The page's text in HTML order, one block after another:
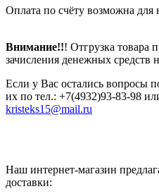
Оплата по счёту возможна
Внимание!!! Отгрузка товара
зачисления денежных средств
Если у Вас остались вопросы
их по тел.: +7(4932)93-83-98
kristeks15@mail.ru
Наш интернет-магазин
доставки: